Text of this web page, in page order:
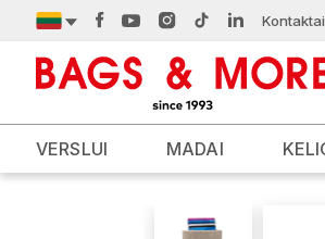
Kontaktai
VERSLUI MADAI